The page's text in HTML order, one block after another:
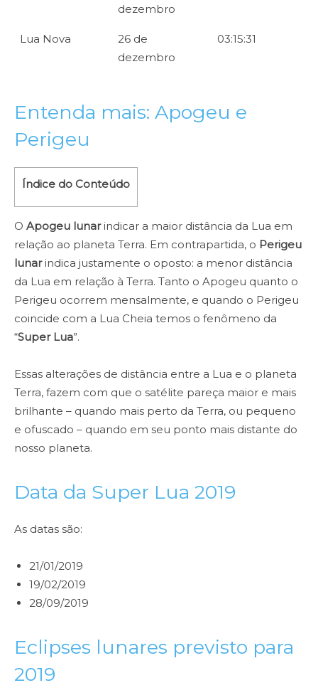
dezembro
Lua Nova
26 de
dezembro
03:15:31
Entenda mais: Apogeu e
Perigeu
Índice do Conteúdo
O Apogeu lunarindicar a maior distância da Lua em
relação ao planeta Terra. Em contrapartida, o Perigeu
lunarindica justamente o oposto: a menor distância
da Lua em relação à Terra. Tanto o Apogeu quanto o
Perigeu ocorrem mensalmente, e quando o Perigeu
coincide com a Lua Cheia temos o fenômeno da
“Super Lua”.
Essas alterações de distância entre a Lua e o planeta
Terra, fazem com que o satélite pareça maior e mais
brilhante – quando mais perto da Terra, ou pequeno
e ofuscado – quando em seu ponto mais distante do
nosso planeta.
Data da Super Lua 2019
As datas são:
21/01/2019
19/02/2019
28/09/2019
Eclipses lunares previsto para
2019